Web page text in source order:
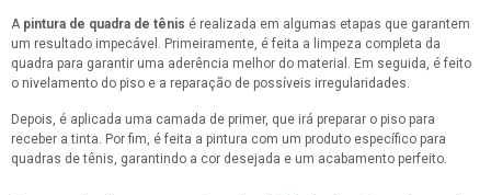
A pintura de quadra de tênis é realizada em algumas etapas que garantem
um resultado impecável. Primeiramente, é feita a limpeza completa da
quadra para garantir uma aderência melhor do material. Em seguida, é feito
o nivelamento do piso e a reparação de possíveis irregularidades.
Depois, é aplicada uma camada de primer, que irá preparar o piso para
receber a tinta. Por fim, é feita a pintura com um produto específico para
quadras de tênis, garantindo a cor desejada e um acabamento perfeito.